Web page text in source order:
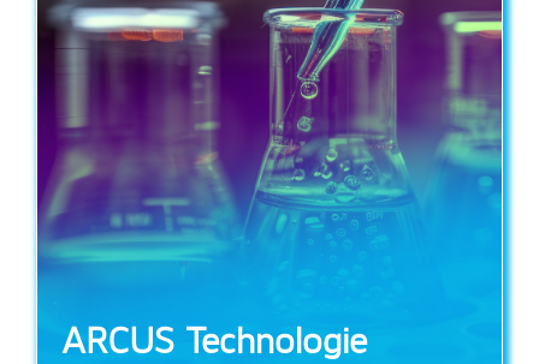
ARCUS Technologie